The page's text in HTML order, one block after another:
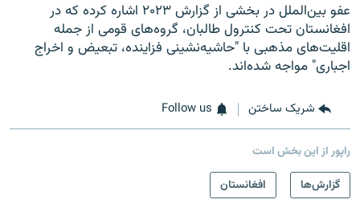
عفو بین‌الملل در بخشی از گزارش ۲۰۲۳ اشاره کرده که در
افغانستان تحت کنترول طالبان، گروه‌های قومی از جمله
اقلیت‌های مذهبی با "حاشیه‌نشینی فزاینده، تبعیض و اخراج
اجباری" مواجه شده‌اند.
شریک ساختن Follow us
راپور از این بخش است
گزارش‌ها
افغانستان